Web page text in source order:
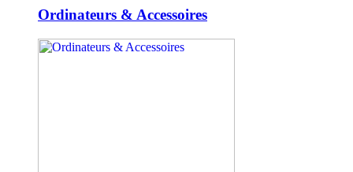
Ordinateurs & Accessoires